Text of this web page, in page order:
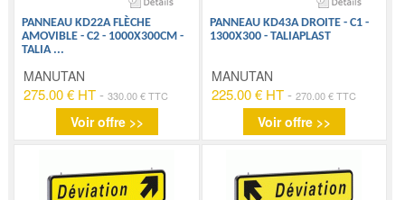
PANNEAU KD22A FLÈCHE
AMOVIBLE - C2 - 1000X300CM -
TALIA ...
MANUTAN
275.00 € HT -330.00 € TTC
Voir offre >>
PANNEAU KD43A DROITE - C1 -
1300X300 - TALIAPLAST
MANUTAN
225.00 € HT- 270.00 € TTC
Voir offre >>